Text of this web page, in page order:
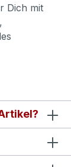
Dich mit